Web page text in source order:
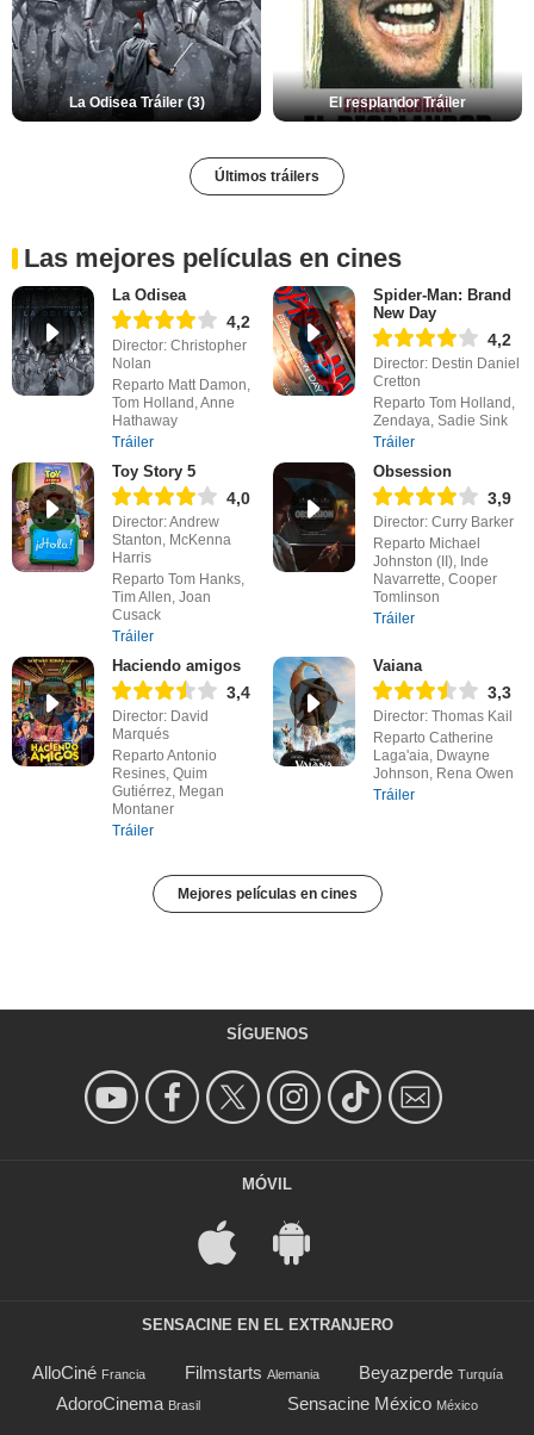
La Odisea Tráiler (3) El resplandor Tráiler
Últimos tráilers
Las mejores películas en cines
La Odisea
4,2
Director: Christopher
Nolan
Reparto Matt Damon,
Tom Holland, Anne
Hathaway
Tráiler
Spider-Man: Brand
New Day
4,2
Director: Destin Daniel
Cretton
Reparto Tom Holland,
Zendaya, Sadie Sink
Tráiler
Toy Story 5
4,0
Director: Andrew
Stanton, McKenna
Harris
Reparto Tom Hanks,
Tim Allen, Joan
Cusack
Tráiler
Obsession
3,9
Director: Curry Barker
Reparto Michael
Johnston (II), Inde
Navarrette, Cooper
Tomlinson
Tráiler
Haciendo amigos
3,4
Director: David
Marqués
Reparto Antonio
Resines, Quim
Gutiérrez, Megan
Montaner
Tráiler
Vaiana
3,3
Director: Thomas Kail
Reparto Catherine
Laga'aia, Dwayne
Johnson, Rena Owen
Tráiler
Mejores películas en cines
SÍGUENOS
MÓVIL
SENSACINE EN EL EXTRANJERO
AlloCiné Francia Filmstarts Alemania Beyazperde Turquía
AdoroCinema Brasil Sensacine México México